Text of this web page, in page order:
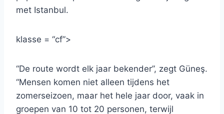
met Istanbul.
klasse = “cf”>
“De route wordt elk jaar bekender”, zegt Güneş.
“Mensen komen niet alleen tijdens het
zomerseizoen, maar het hele jaar door, vaak in
groepen van 10 tot 20 personen, terwijl